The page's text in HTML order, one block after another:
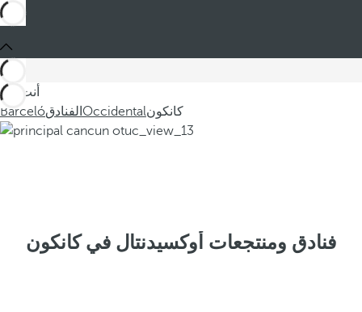
أنت في
Barcelóالفنادق Occidentalكانكون
فنادق ومنتجعات أوكسيدنتال في كانكون